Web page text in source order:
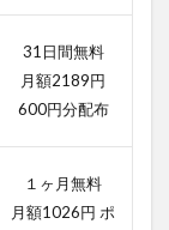
31日間無料
月額2189円
600円分配布
１ヶ月無料
月額1026円 ポ